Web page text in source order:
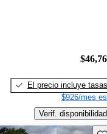
El precio incluye tasas
$926/mes
Verif. disponibilidad